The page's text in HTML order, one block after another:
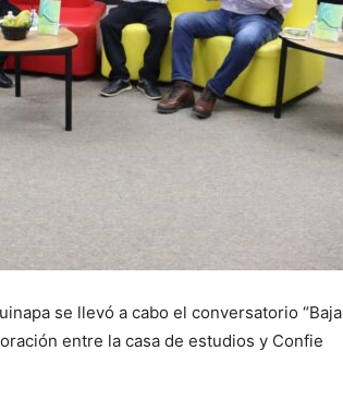
se llevó a cabo el conversatorio “Baja
entre la casa de estudios y Confie